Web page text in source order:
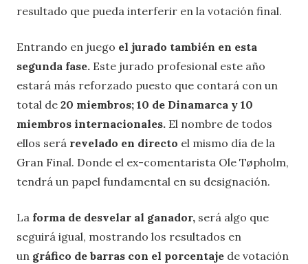
resultado que pueda interferir en la votación final.
Entrando en juego el jurado también en esta
segunda fase. Este jurado profesional este año
estará más reforzado puesto que contará con un
total de 20 miembros; 10 de Dinamarca y 10
miembros internacionales. El nombre de todos
ellos será revelado en directo el mismo día de la
Gran Final. Donde el ex-comentarista Ole Tøpholm,
tendrá un papel fundamental en su designación.
La forma de desvelar al ganador, será algo que
seguirá igual, mostrando los resultados en
un gráfico de barras con el porcentaje de votación